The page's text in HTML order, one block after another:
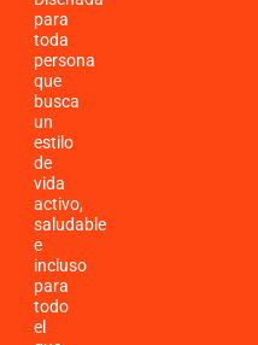
para
toda
persona
que
busca
un
estilo
de
vida
activo,
saludable
e
incluso
para
todo
el